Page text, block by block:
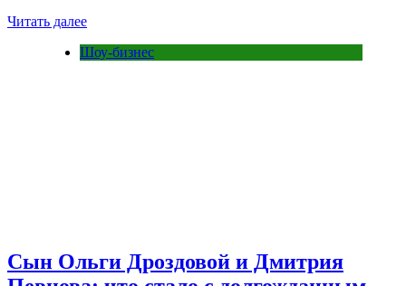
Читать далее
Шоу-бизнес
Сын Ольги Дроздовой и Дмитрия